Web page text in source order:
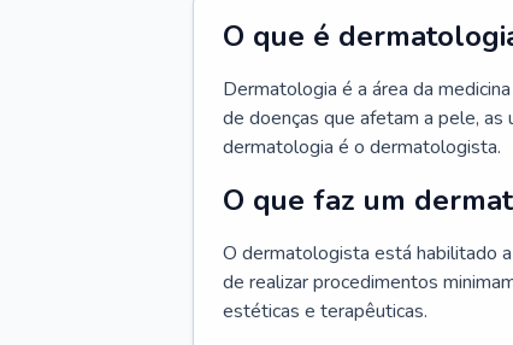
O que é
Dermatologia é a área da
de doenças que afetam a pele, as
dermatologia é o dermatologista.
O que faz um
O dermatologista está habilitado
de realizar procedimentos
estéticas e terapêuticas.